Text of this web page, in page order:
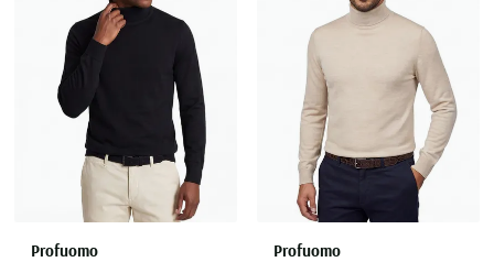
Profuomo Profuomo